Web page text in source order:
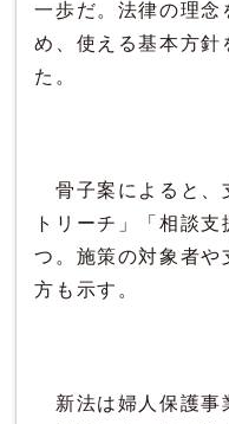
一歩だ。法律の理念
め、使える基本方針
た。
骨子案によると、
トリーチ」「相談
つ。施策の対象者や
方も示す。
新法は婦人保護事